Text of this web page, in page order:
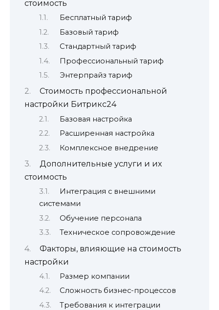
стоимость
Бесплатный тариф
Базовый тариф
Стандартный тариф
Профессиональный тариф
Энтерпрайз тариф
Стоимость профессиональной
настройки Битрикс24
Базовая настройка
Расширенная настройка
Комплексное внедрение
Дополнительные услуги и их
стоимость
Интеграция с внешними
системами
Обучение персонала
Техническое сопровождение
Факторы, влияющие на стоимость
настройки
Размер компании
Сложность бизнес-процессов
Требования к интеграции